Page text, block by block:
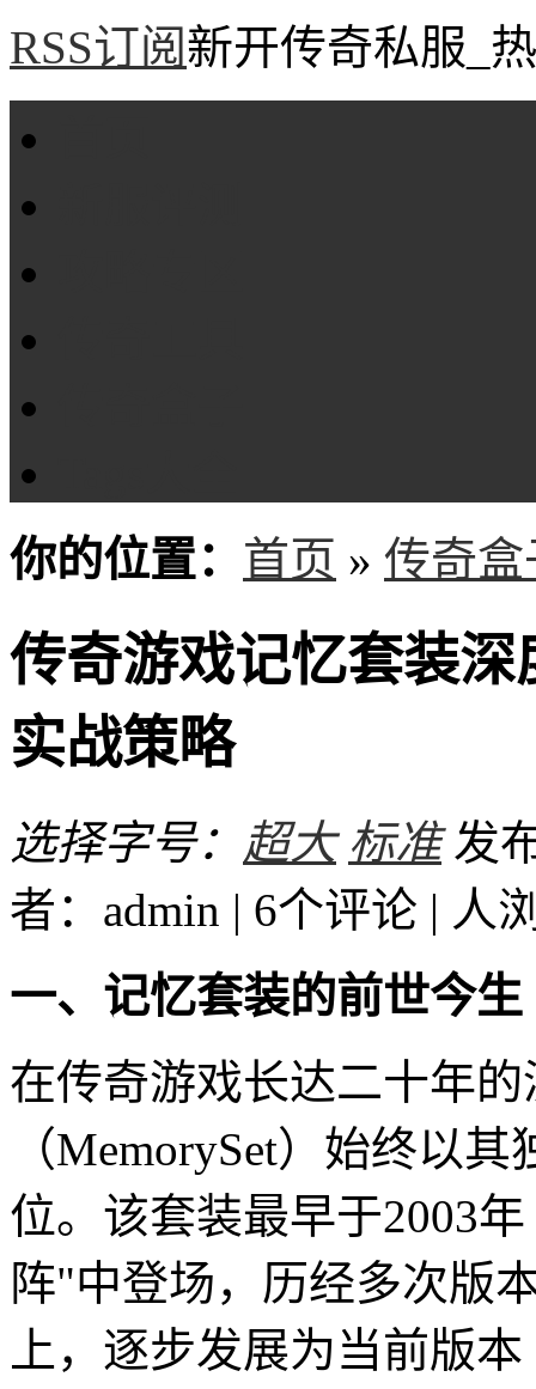
RSS订阅新开传奇私服_
你的位置： 首页 » 传奇盒
传奇游戏记忆套装
实战策略
选择字号： 超大 标准 发
者：admin | 6个评论 | 人
一、记忆套装的前世今生
在传奇游戏长达二十年
（MemorySet）始终以
位。该套装最早于2003
阵"中登场，历经多次版
上，逐步发展为当前版